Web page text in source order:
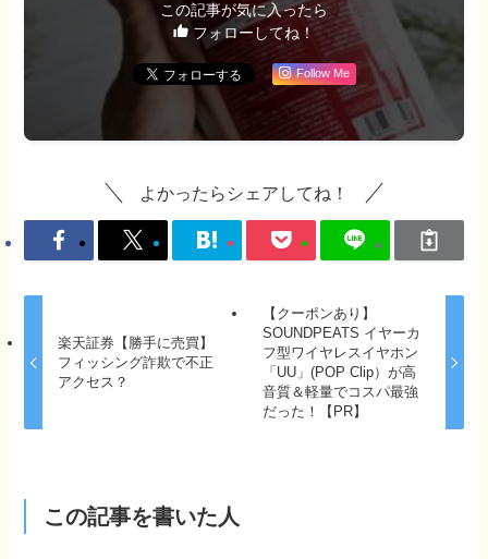
この記事が気に入ったら
フォローしてね！
Follow Me
よかったらシェアしてね！
楽天証券【勝手に売買】
フィッシング詐欺で不正
アクセス？
【クーポンあり】
SOUNDPEATS イヤーカ
フ型ワイヤレスイヤホン
「UU」(POP Clip）が高
音質＆軽量でコスパ最強
だった！【PR】
この記事を書いた人